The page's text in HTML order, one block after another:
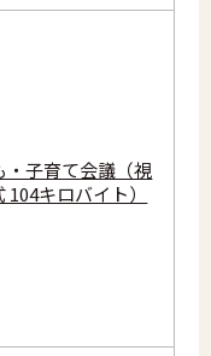
・子育て会議（視
キロバイト）